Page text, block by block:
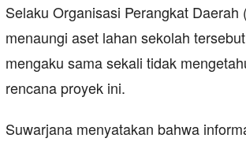
Selaku Organisasi Perangkat Daerah
menaungi aset lahan sekolah
mengaku sama sekali tidak
rencana proyek ini.
Suwarjana menyatakan bahwa